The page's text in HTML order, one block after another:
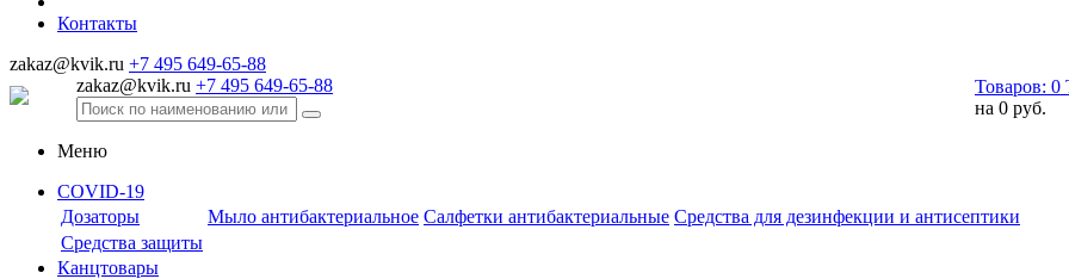
Контакты
zakaz@kvik.ru +7 495 649-65-88
zakaz@kvik.ru +7 495 649-65-88 Товаров: 0
на 0 руб.
Меню
COVID-19
Дозаторы
Мыло антибактериальное Салфетки антибактериальные Средства для дезинфекции и антисептики
Средства защиты
Канцтовары